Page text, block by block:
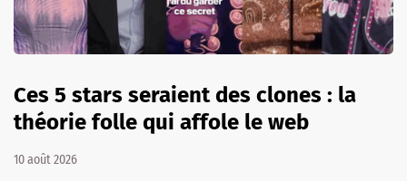
Ces 5 stars seraient des clones : la
théorie folle qui affole le web
10 août 2026